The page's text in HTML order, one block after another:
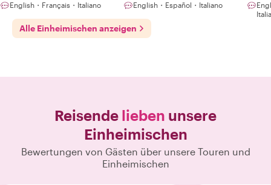
English・Français・Italiano English・Español・Italiano
Alle Einheimischen anzeigen
Reisende lieben unsere
Einheimischen
Bewertungen von Gästen über unsere Touren und
Einheimischen